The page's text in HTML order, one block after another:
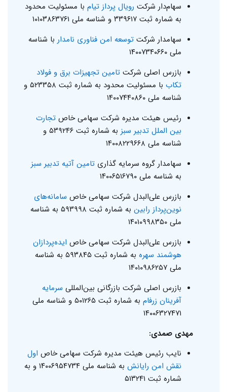
سهام‌دار شرکت رویال پرداز تیام با مسئولیت محدود
به شماره ثبت ۳۳۹۶۱۷ و شناسه ملی ۱۰۱۰۳۸۶۳۷۶۱
سهامدار شرکت توسعه امن فناوری نامدار با شناسه
ملی ۱۴۰۰۷۳۴۰۶۶۰
بازرس اصلی شرکت تامین تجهیزات برق و فولاد
تکاب
با مسئولیت محدود به شماره ثبت ۵۲۳۳۵۸ و
شناسه ملی ۱۴۰۰۷۴۴۰۸۶۰
رئیس هیئت مدیره شرکت سهامی خاص تجارت
بین الملل تدبیر سبز
به شماره ثبت ۵۳۹۲۴۶ و
شناسه ملی ۱۴۰۰۸۲۲۹۶۶۸
سهامدار گروه سرمایه گذاری تامین آتیه تدبیر سبز
به شناسه ملی ۱۴۰۰۶۵۱۶۷۹۰
بازرس علی‌البدل شرکت سهامی خاص سامانه‌های
نوین‌پرداز رابین
به شماره ثبت ۵۹۳۹۹۸ به شناسه
ملی ۱۴۰۱۰۹۹۸۳۵۰
بازرس علی‌البدل شرکت سهامی خاص ایده‌پردازان
هوشمند سهره
به شماره ثبت ۵۹۳۸۴۵ به شناسه
ملی ۱۴۰۱۰۹۸۶۲۵۷
بازرس اصلی شرکت بازرگانی بین‌المللی سرمایه
آفرینان زرفام
به شماره ثبت ۵۰۱۲۶۵ و شناسه ملی
۱۴۰۰۶۳۲۷۴۷۱
مهدی صمدی:
نایب رئیس هیئت مدیره شرکت سهامی خاص اول
نقش امن رایانش
به شناسه ملی ۱۴۰۰۶۹۵۴۷۳۴ و به
شماره ثبت ۵۱۳۲۴۱